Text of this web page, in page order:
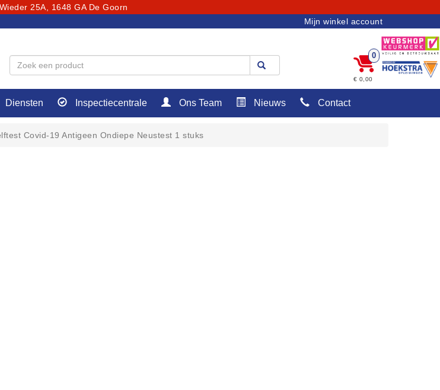
Wieder 25A, 1648 GA De Goorn
Mijn winkel account
0
€ 0,00
Diensten Inspectiecentrale Ons Team Nieuws Contact
Covid-19 Antigeen Ondiepe Neustest 1 stuks